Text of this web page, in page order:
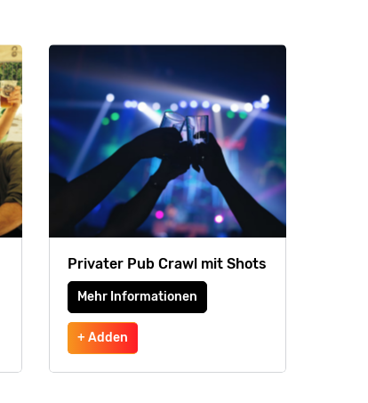
Privater Pub Crawl mit Shots
Mehr Informationen
+ Adden